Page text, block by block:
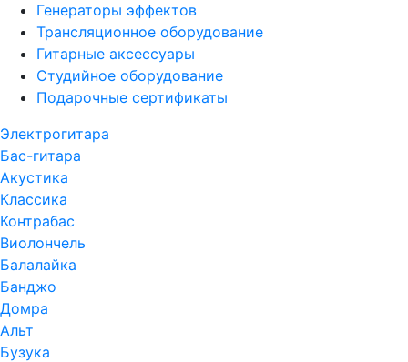
Генераторы эффектов
Трансляционное оборудование
Гитарные аксессуары
Студийное оборудование
Подарочные сертификаты
Электрогитара
Бас-гитара
Акустика
Классика
Контрабас
Виолончель
Балалайка
Банджо
Домра
Альт
Бузука